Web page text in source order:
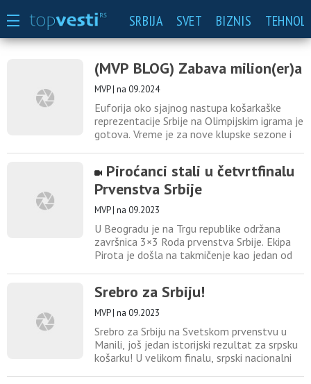
SRBIJA SVET BIZNIS
(MVP BLOG) Zabava milion(er)a
MVP| na 09.2024
Euforija oko sjajnog nastupa košarkaške
reprezentacije Srbije na Olimpijskim igrama je
gotova. Vreme je za nove klupske sezone i
nekom zasmetalo što su u centru pažnje baš
košarkaši i kao da su postale problem slike
gde bivši i sadašnji partizanovci i zvezdaši
zagrljeni
Piroćanci stali u četvrtfinalu
Prvenstva Srbije
MVP| na 09.2023
U Beogradu je na Trgu republike održana
završnica 3×3 Roda prvenstva Srbije. Ekipa
Pirota je došla na takmičenje kao jedan od
Ipak, činjenica je da su Piroćanci tokom
sezone promenili sastav i da su u prestonicu
na finalni turnir došli dosta istrošeni zbog
obaveza
Srebro za Srbiju!
MVP| na 09.2023
Srebro za Srbiju na Svetskom prvenstvu u
Manili, još jedan istorijski rezultat za srpsku
košarku! U velikom finalu, srpski nacionalni